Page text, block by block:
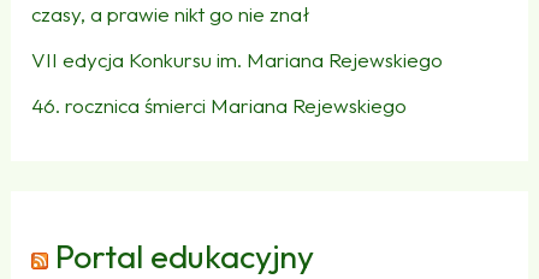
czasy, a prawie nikt go nie znał
VII edycja Konkursu im. Mariana Rejewskiego
46. rocznica śmierci Mariana Rejewskiego
Portal edukacyjny